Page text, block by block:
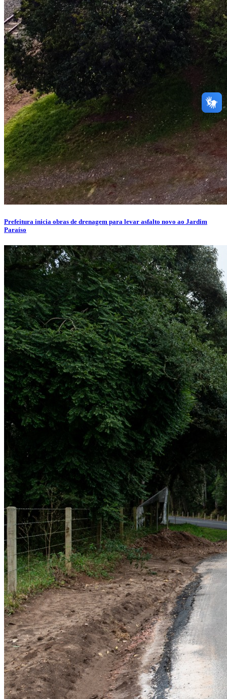
Prefeitura inicia obras de drenagem para levar asfalto novo ao Jardim
Paraíso